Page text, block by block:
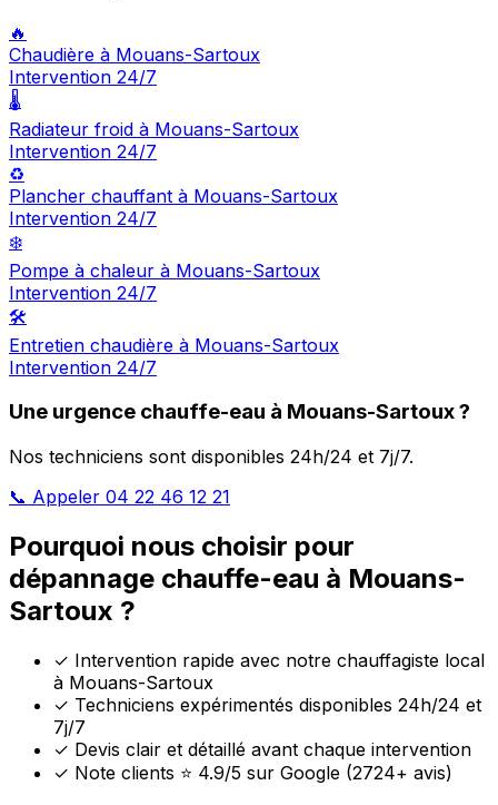
🔥
Chaudière à Mouans-Sartoux
Intervention 24/7
🌡️
Radiateur froid à Mouans-Sartoux
Intervention 24/7
♻️
Plancher chauffant à Mouans-Sartoux
Intervention 24/7
❄️
Pompe à chaleur à Mouans-Sartoux
Intervention 24/7
🛠️
Entretien chaudière à Mouans-Sartoux
Intervention 24/7
Une urgence chauffe-eau à Mouans-Sartoux ?
Nos techniciens sont disponibles 24h/24 et 7j/7.
📞 Appeler 04 22 46 12 21
Pourquoi nous choisir pour
dépannage chauffe-eau à Mouans-
Sartoux ?
✓ Intervention rapide avec notre chauffagiste local
à Mouans-Sartoux
✓ Techniciens expérimentés disponibles 24h/24 et
7j/7
✓ Devis clair et détaillé avant chaque intervention
✓ Note clients ⭐ 4.9/5 sur Google (2724+ avis)